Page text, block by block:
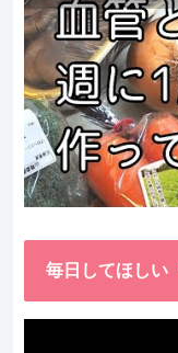
毎日してほしい